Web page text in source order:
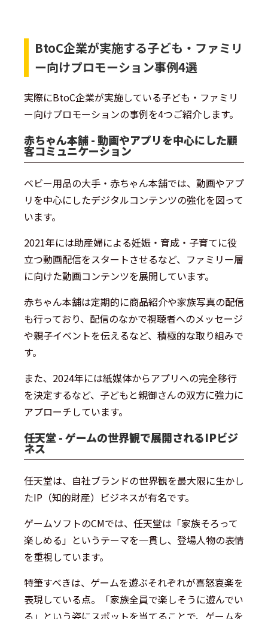
BtoC企業が実施する子ども・ファミリ
ー向けプロモーション事例4選
実際にBtoC企業が実施している子ども・ファミリ
ー向けプロモーションの事例を4つご紹介します。
赤ちゃん本舗 - 動画やアプリを中心にした顧
客コミュニケーション
ベビー用品の大手・赤ちゃん本舗では、動画やアプ
リを中心にしたデジタルコンテンツの強化を図って
います。
2021年には助産婦による妊娠・育成・子育てに役
立つ動画配信をスタートさせるなど、ファミリー層
に向けた動画コンテンツを展開しています。
赤ちゃん本舗は定期的に商品紹介や家族写真の配信
も行っており、配信のなかで視聴者へのメッセージ
や親子イベントを伝えるなど、積極的な取り組みで
す。
また、2024年には紙媒体からアプリへの完全移行
を決定するなど、子どもと親御さんの双方に強力に
アプローチしています。
任天堂 - ゲームの世界観で展開されるIPビジ
ネス
任天堂は、自社ブランドの世界観を最大限に生かし
たIP（知的財産）ビジネスが有名です。
ゲームソフトのCMでは、任天堂は「家族そろって
楽しめる」というテーマを一貫し、登場人物の表情
を重視しています。
特筆すべきは、ゲームを遊ぶそれぞれが喜怒哀楽を
表現している点。「家族全員で楽しそうに遊んでい